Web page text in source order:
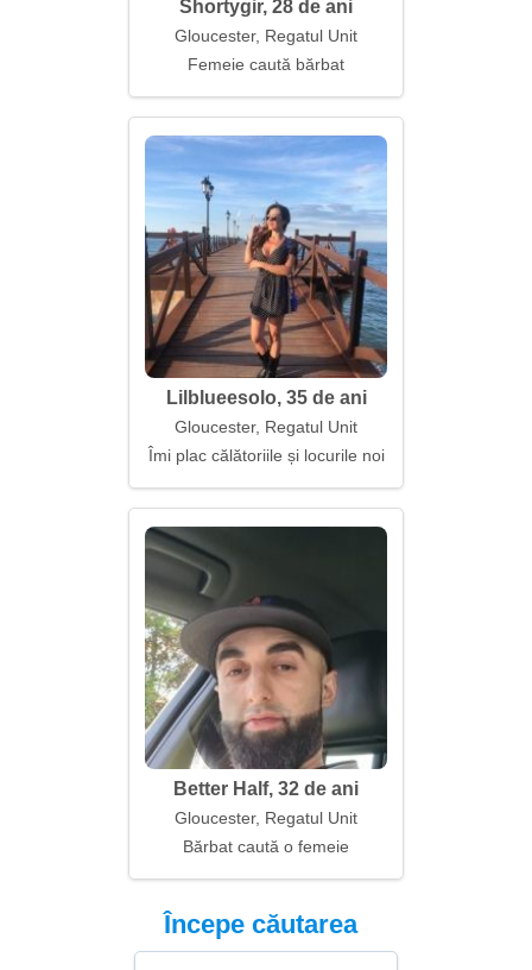
Shortygir, 28 de ani
Gloucester, Regatul Unit
Femeie caută bărbat
Lilblueesolo, 35 de ani
Gloucester, Regatul Unit
Îmi plac călătoriile și locurile noi
Better Half, 32 de ani
Gloucester, Regatul Unit
Bărbat caută o femeie
Începe căutarea